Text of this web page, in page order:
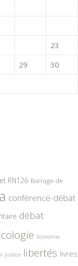
23
29
30
RN126 Barrage de
conférence-débat
débat
Economie
justice libertés livres